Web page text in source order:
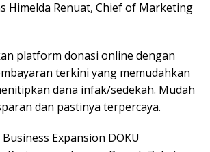
Himelda Renuat, Chief of Marketing
platform donasi online dengan
terkini yang memudahkan
dana infak/sedekah. Mudah
dan pastinya terpercaya.
Expansion DOKU